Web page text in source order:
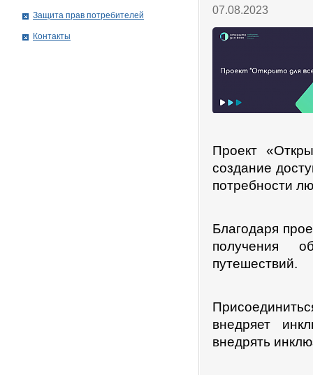
07.08.2023
Проект
создание
потребности
Благодаря
получения
путешествий.
внедряет
внедрять
Защита прав потребителей
Контакты